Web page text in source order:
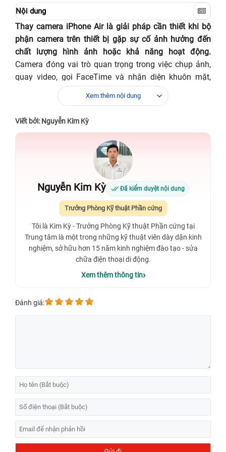
Nội dung
Thay camera iPhone Air là giải pháp cần thiết khi bộ
phận camera trên thiết bị gặp sự cố ảnh hưởng đến
chất lượng hình ảnh hoặc khả năng hoạt động.
Camera đóng vai trò quan trọng trong việc chụp ảnh,
quay video, gọi FaceTime và nhận diện khuôn mặt,
giúp người dùng iPhone Air có trải nghiệm trọn vẹn
hơn. Tuy nhiên, trong quá trình sử dụng, camera có thể
gặp phải các lỗi như hình ảnh bị mờ, mất nét, không
khởi động được ứng dụng hoặc hiển thị màn hình đen.
Nguyên nhân có thể đến từ cả phần mềm và phần
cứng, ví dụ như xung đột ứng dụng, lỗi iOS, bụi bẩn
bám trên ống kính, hoặc hư hại do rơi vỡ.
Trong những trường hợp nhẹ, người dùng có thể tự
khắc phục bằng cách khởi động lại thiết bị, cập nhật
phần mềm hoặc vệ sinh ống kính. Tuy nhiên, nếu sự cố
vẫn tiếp diễn, việc thay camera iPhone Air tại trung tâm
sửa chữa uy tín là lựa chọn tối ưu. Sử dụng linh kiện
chất lượng và được thực hiện bởi kỹ thuật viên chuyên
nghiệp sẽ giúp khôi phục khả năng chụp ảnh sắc nét,
ổn định và đảm bảo thiết bị hoạt động bền bỉ lâu dài.
Địa chỉ thay camera iPhone Air uy tín tại TP. Hồ
Chí Minh
Xem thêm nội dung
Viết bởi: Nguyễn Kim Kỳ
Nguyễn Kim Kỳ Đã kiểm duyệt nội dung
Trưởng Phòng Kỹ thuật Phần cứng
Tôi là Kim Kỳ - Trưởng Phòng Kỹ thuật Phần cứng tại
Trung tâm là một trong những kỹ thuật viên dày dặn kinh
nghiệm, sở hữu hơn 15 năm kinh nghiệm đào tạo - sửa
chữa điện thoại di động.
Xem thêm thông tin
Đánh giá: